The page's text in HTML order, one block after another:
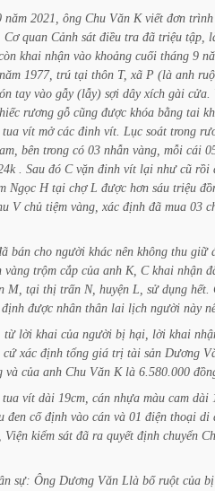
năm 2021, ông Chu Văn K viết đơn trình
Cơ quan Cảnh sát điều tra đã triệu tập,
khai nhận vào khoảng cuối tháng 9
năm 1977, trú tại thôn T, xã P (là anh
tay vào gẫy (lẫy) sợi dây xích gài cửa.
rương gỗ cũng được khóa bằng tai
tua vít mở các đinh vít. Lục soát trong
bên trong có 03 nhẫn vàng, mỗi cái
Sau đó C vặn đinh vít lại như cũ rồi
Ngọc H tại chợ L được hơn sáu triệu
V chủ tiệm vàng, xác định đã mua 03
bán cho người khác nên không thu giữ
vàng trộm cắp của anh K, C khai nhận
M, tại thị trấn N, huyện L, sử dụng hết.
định được nhân thân lai lịch người này
từ lời khai của người bị hại, lời khai
cứ xác định tổng giá trị tài sản Dương
và của anh Chu Văn K là 6.580.000
tua vít dài 19cm, cán nhựa màu cam dài
đen cố định vào cán và 01 điện thoại di
Viện kiểm sát đã ra quyết định chuyển
sự: Ông Dương Văn Llà bố ruột của bị